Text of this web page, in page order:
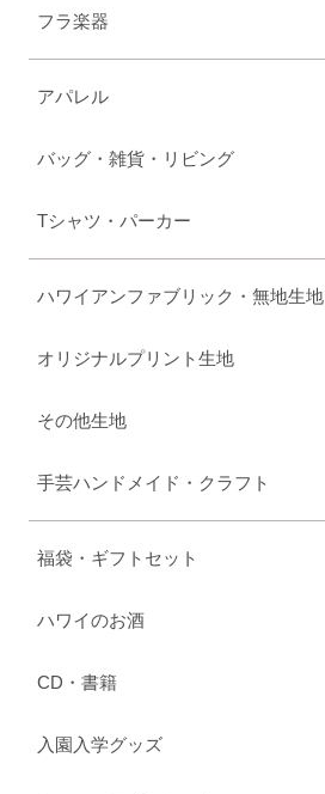
フラ楽器
アパレル
バッグ・雑貨・リビング
Tシャツ・パーカー
ハワイアンファブリック・無地生地
オリジナルプリント生地
その他生地
手芸ハンドメイド・クラフト
福袋・ギフトセット
ハワイのお酒
CD・書籍
入園入学グッズ